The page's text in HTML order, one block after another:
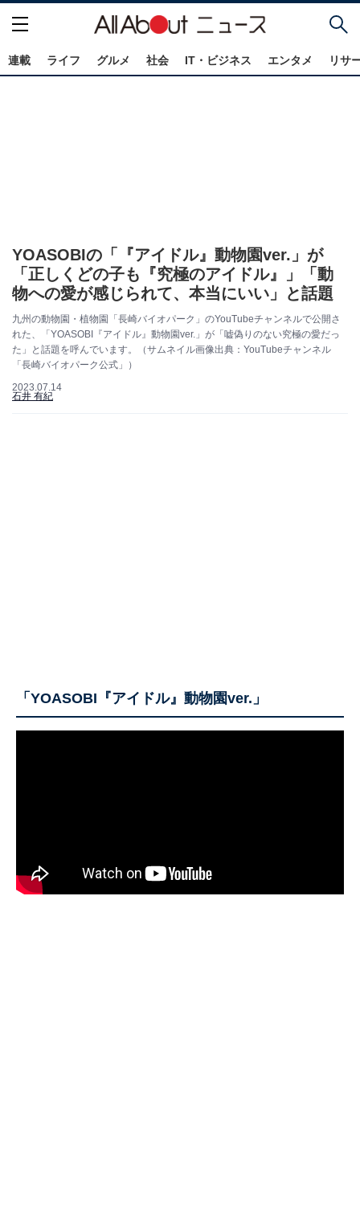
連載 ライフ グルメ 社会 IT・ビジネス エンタメ リサ
YOASOBIの「『アイドル』動物園ver.」が
「正しくどの子も『究極のアイドル』」「動
物への愛が感じられて、本当にいい」と話題
九州の動物園・植物園「長崎バイオパーク」のYouTubeチャンネルで公開さ
れた、「YOASOBI『アイドル』動物園ver.」が「嘘偽りのない究極の愛だっ
た」と話題を呼んでいます。（サムネイル画像出典：YouTubeチャンネル
「長崎バイオパーク公式」）
2023.07.14
石井 有紀
「YOASOBI『アイドル』動物園ver.」